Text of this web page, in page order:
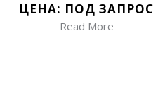
ЦЕНА: ПОД ЗАПРОС
Read More